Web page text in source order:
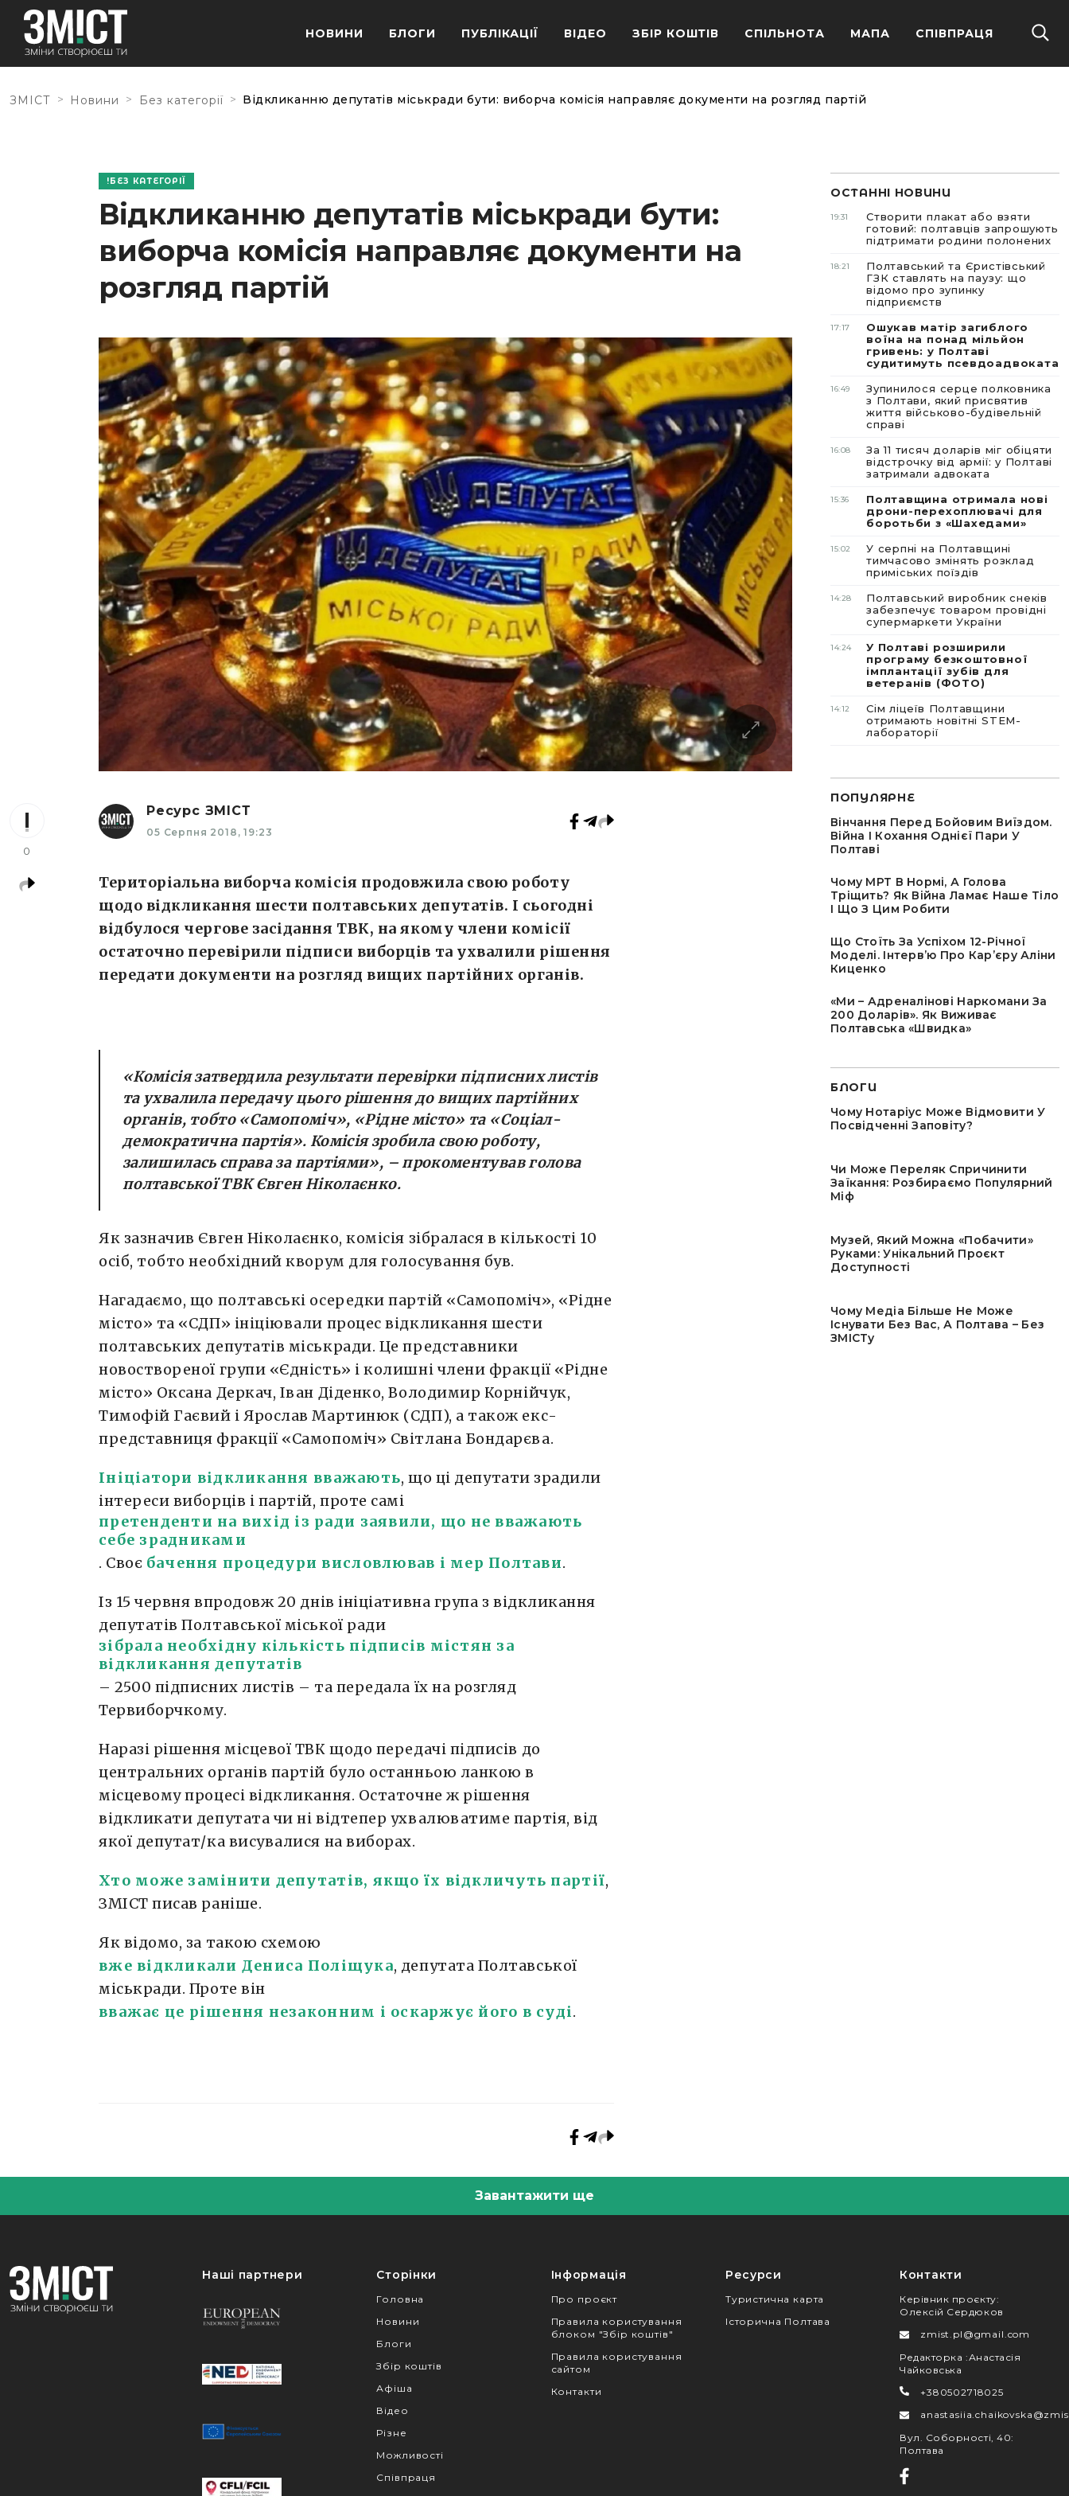
НОВИНИ БЛОГИ ПУБЛІКАЦІЇ ВІДЕО ЗБІР КОШТІВ СПІЛЬНОТА МАПА СПІВПРАЦЯ
ЗМІСТ > Новини > Без категорії > Відкликанню депутатів міськради бути: виборча комісія направляє документи на розгляд партій
БЕЗ КАТЕГОРІЇ
Відкликанню депутатів міськради бути:
виборча комісія направляє документи на
розгляд партій
0
Ресурс ЗМІСТ
05 Серпня 2018, 19:23
Територіальна виборча комісія продовжила свою роботу
щодо відкликання шести полтавських депутатів. І сьогодні
відбулося чергове засідання ТВК, на якому члени комісії
остаточно перевірили підписи виборців та ухвалили рішення
передати документи на розгляд вищих партійних органів.
«Комісія затвердила результати перевірки підписних листів
та ухвалила передачу цього рішення до вищих партійних
органів, тобто «Самопоміч», «Рідне місто» та «Соціал-
демократична партія». Комісія зробила свою роботу,
залишилась справа за партіями», – прокоментував голова
полтавської ТВК Євген Ніколаєнко.
Як зазначив Євген Ніколаєнко, комісія зібралася в кількості 10
осіб, тобто необхідний кворум для голосування був.
Нагадаємо, що полтавські осередки партій «Самопоміч», «Рідне
місто» та «СДП» ініціювали процес відкликання шести
полтавських депутатів міськради. Це представники
новоствореної групи «Єдність» і колишні члени фракції «Рідне
місто» Оксана Деркач, Іван Діденко, Володимир Корнійчук,
Тимофій Гаєвий і Ярослав Мартинюк (СДП), а також екс-
представниця фракції «Самопоміч» Світлана Бондарєва.
Ініціатори відкликання вважають, що ці депутати зрадили
інтереси виборців і партій, проте самі
претенденти на вихід із ради заявили, що не вважають
себе зрадниками
. Своє бачення процедури висловлював і мер Полтави.
Із 15 червня впродовж 20 днів ініціативна група з відкликання
депутатів Полтавської міської ради
зібрала необхідну кількість підписів містян за
відкликання депутатів
– 2500 підписних листів – та передала їх на розгляд
Тервиборчкому.
Наразі рішення місцевої ТВК щодо передачі підписів до
центральних органів партій було останньою ланкою в
місцевому процесі відкликання. Остаточне ж рішення
відкликати депутата чи ні відтепер ухвалюватиме партія, від
якої депутат/ка висувалися на виборах.
Хто може замінити депутатів, якщо їх відкличуть партії,
ЗМІСТ писав раніше.
Як відомо, за такою схемою
вже відкликали Дениса Поліщука, депутата Полтавської
міськради. Проте він
вважає це рішення незаконним і оскаржує його в суді.
ОСТАННІ НОВИНИ
19:31
Створити плакат або взяти
готовий: полтавців запрошують
підтримати родини полонених
18:21
Полтавський та Єристівський
ГЗК ставлять на паузу: що
відомо про зупинку
підприємств
17:17
Ошукав матір загиблого
воїна на понад мільйон
гривень: у Полтаві
судитимуть псевдоадвоката
16:49
Зупинилося серце полковника
з Полтави, який присвятив
життя військово-будівельній
справі
16:08
За 11 тисяч доларів міг обіцяти
відстрочку від армії: у Полтаві
затримали адвоката
15:36
Полтавщина отримала нові
дрони-перехоплювачі для
боротьби з «Шахедами»
15:02
У серпні на Полтавщині
тимчасово змінять розклад
приміських поїздів
14:28
Полтавський виробник снеків
забезпечує товаром провідні
супермаркети України
14:24
У Полтаві розширили
програму безкоштовної
імплантації зубів для
ветеранів (ФОТО)
14:12
Сім ліцеїв Полтавщини
отримають новітні STEM-
лабораторії
ПОПУЛЯРНЕ
Вінчання Перед Бойовим Виїздом.
Війна І Кохання Однієї Пари У
Полтаві
Чому МРТ В Нормі, А Голова
Тріщить? Як Війна Ламає Наше Тіло
І Що З Цим Робити
Що Стоїть За Успіхом 12-Річної
Моделі. Інтервʼю Про Карʼєру Аліни
Киценко
«Ми – Адреналінові Наркомани За
200 Доларів». Як Виживає
Полтавська «швидка»
БЛОГИ
Чому Нотаріус Може Відмовити У
Посвідченні Заповіту?
Чи Може Переляк Спричинити
Заїкання: Розбираємо Популярний
Міф
Музей, Який Можна «побачити»
Руками: Унікальний Проєкт
Доступності
Чому Медіа Більше Не Може
Існувати Без Вас, А Полтава – Без
ЗМІСТу
Завантажити ще
Наші партнери Сторінки
Головна
Новини
Блоги
Збір коштів
Афіша
Відео
Різне
Можливості
Співпраця
Інформація
Про проєкт
Правила користування
блоком "Збір коштів"
Правила користування
сайтом
Контакти
Ресурси
Туристична карта
Історична Полтава
Контакти
Керівник проєкту:
Олексій Сердюков
zmist.pl@gmail.com
Редакторка :Анастасія
Чайковська
+380502718025
Вул. Соборності, 40:
Полтава